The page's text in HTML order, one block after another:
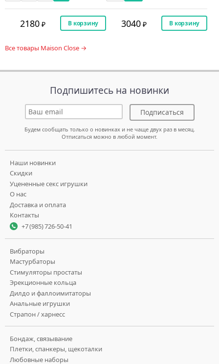
2180 В корзину 3040 В корзину
Все товары Maison Close →
Подпишитесь на новинки
Подписаться
Будем сообщать только о новинках и не чаще двух раз в месяц.
Отписаться можно в любой момент.
Наши новинки
Скидки
Уцененные секс игрушки
О нас
Доставка и оплата
Контакты
+7 (985) 726-50-41
Вибраторы
Мастурбаторы
Стимуляторы простаты
Эрекционные кольца
Дилдо и фаллоимитаторы
Анальные игрушки
Страпон / харнесс
Бондаж, связывание
Плетки, спанкеры, щекоталки
Любовные наборы